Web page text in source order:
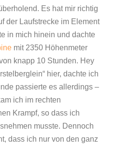
Es hat mir richtig
der Laufstrecke im Element
in mich hinein und dachte
mit 2350 Höhenmeter
knapp 10 Stunden. Hey
hier, dachte ich
passierte es allerdings –
ich im rechten
Krampf, so dass ich
musste. Dennoch
dass ich nur von den ganz